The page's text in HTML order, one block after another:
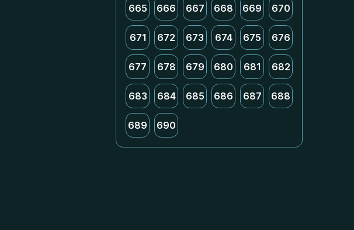
665 666 667 668 669 670
671 672 673 674 675 676
677 678 679 680 681 682
683 684 685 686 687 688
689 690